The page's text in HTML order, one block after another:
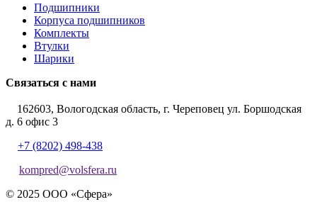
Подшипники
Корпуса подшипников
Комплекты
Втулки
Шарики
Связаться с нами
162603, Вологодская область, г. Череповец ул. Боршодская
д. 6 офис 3
+7 (8202) 498-438
kompred@volsfera.ru
© 2025 ООО «Сфера»